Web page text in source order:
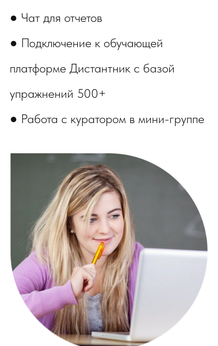
● Чат для отчетов
● Подключение к обучающей
платформе Дистантник с базой
упражнений 500+
● Работа с куратором в мини-группе